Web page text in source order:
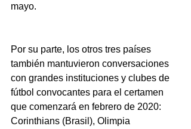
mayo.
Por su parte, los otros tres países
también mantuvieron conversaciones
con grandes instituciones y clubes de
fútbol convocantes para el certamen
que comenzará en febrero de 2020:
Corinthians (Brasil), Olimpia